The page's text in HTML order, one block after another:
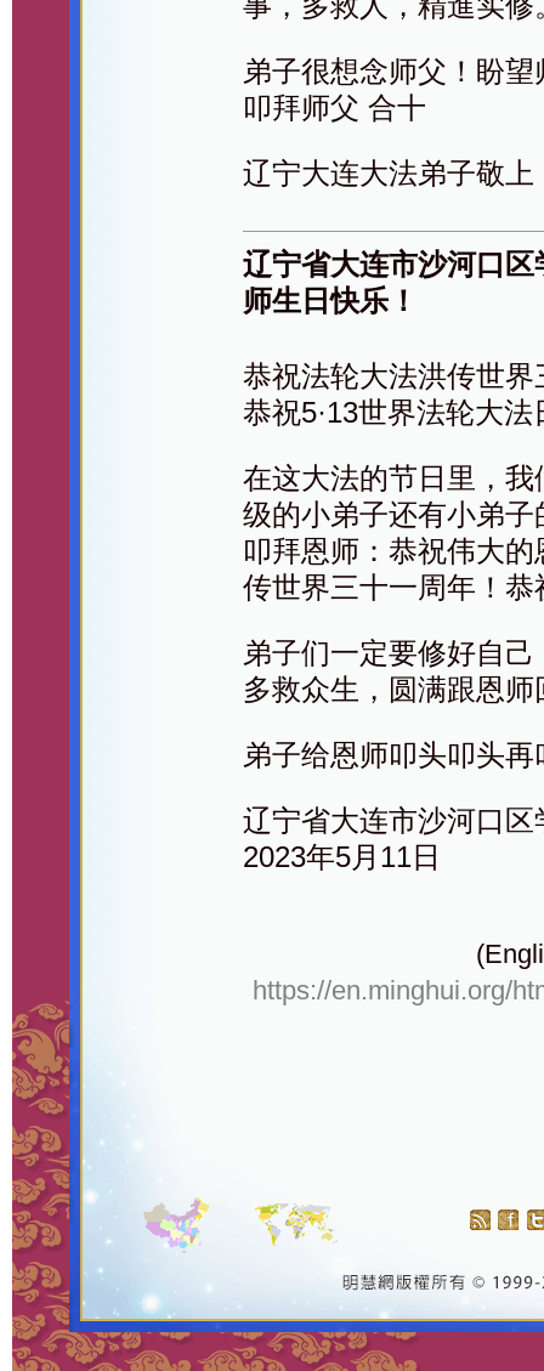
弟子很想念师父！盼
叩拜师父 合十
辽宁大连大法弟子敬上
辽宁省大连市沙河口
师生日快乐！
恭祝法轮大法洪传世界
恭祝5·13世界法轮大法
在这大法的节日里，
级的小弟子还有小弟
叩拜恩师：恭祝伟大
传世界三十一周年！恭
弟子们一定要修好自
多救众生，圆满跟恩师
弟子给恩师叩头叩头再
辽宁省大连市沙河口
2023年5月11日
https://en.minghui.org/